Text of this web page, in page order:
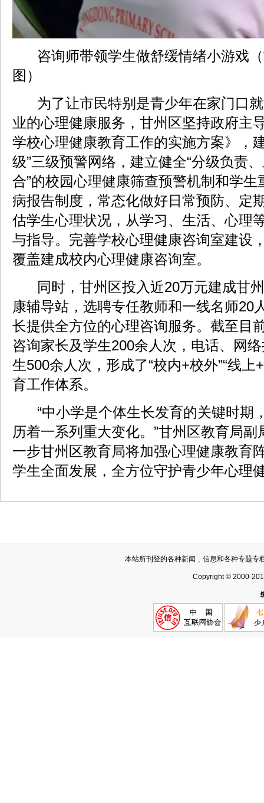
咨询师带领学生做舒缓情绪小游戏
图）
为了让市民特别是青少年在家门口
业的心理健康服务，甘州区坚持政府主
学校心理健康教育工作的实施方案》，
级”三级预警网络，建立健全“分级负责
合”的校园心理健康筛查预警机制和学生
病报告制度，常态化做好日常预防、定
估学生心理状况，从学习、生活、心理
与指导。完善学校心理健康咨询室建设
覆盖建成校内心理健康咨询室。
同时，甘州区投入近20万元建成甘
康辅导站，选聘专任教师和一线名师20
长提供全方位的心理咨询服务。截至目
咨询家长及学生200余人次，电话、网
生500余人次，形成了“校内+校外”“线上
育工作体系。
“中小学是个体生长发育的关键时期
历着一系列重大变化。”甘州区教育局
一步甘州区教育局将加强心理健康教育
学生全面发展，全方位守护青少年心理
本站所刊登的各种新闻﹑信息和各种专题专
Copyright © 2000-